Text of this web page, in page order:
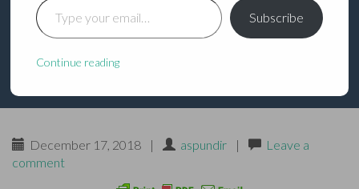
भविष्यपुराण – ब्राह्म पर्व –
अध्याय १३८
December 17, 2018 | aspundir |
Leave a
comment
Subscribe
Continue reading